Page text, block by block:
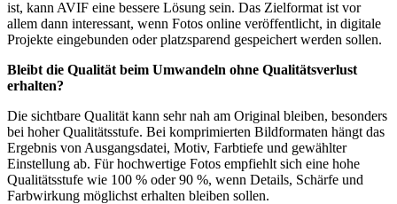
ist, kann AVIF eine bessere Lösung sein. Das Zielformat ist vor
allem dann interessant, wenn Fotos online veröffentlicht, in digitale
Projekte eingebunden oder platzsparend gespeichert werden sollen.
Bleibt die Qualität beim Umwandeln ohne Qualitätsverlust
erhalten?
Die sichtbare Qualität kann sehr nah am Original bleiben, besonders
bei hoher Qualitätsstufe. Bei komprimierten Bildformaten hängt das
Ergebnis von Ausgangsdatei, Motiv, Farbtiefe und gewählter
Einstellung ab. Für hochwertige Fotos empfiehlt sich eine hohe
Qualitätsstufe wie 100 % oder 90 %, wenn Details, Schärfe und
Farbwirkung möglichst erhalten bleiben sollen.